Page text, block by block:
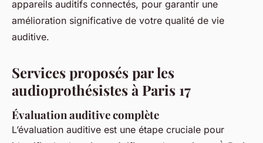
appareils auditifs connectés, pour garantir une
amélioration significative de votre qualité de vie
auditive.
Services proposés par les
audioprothésistes à Paris 17
Évaluation auditive complète
L’évaluation auditive est une étape cruciale pour